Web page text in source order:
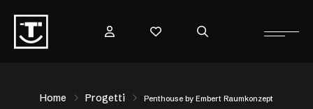
Home Progetti Penthouse by Embert Raumkonzept